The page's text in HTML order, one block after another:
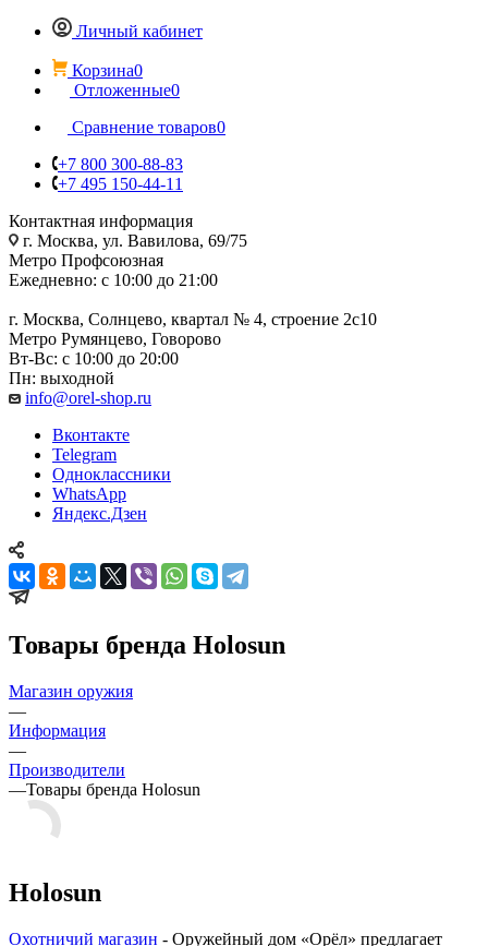
Личный кабинет
Корзина0
Отложенные0
Сравнение товаров0
+7 800 300-88-83
+7 495 150-44-11
Контактная информация
г. Москва, ул. Вавилова, 69/75
Метро Профсоюзная
Ежедневно: с 10:00 до 21:00
г. Москва, Солнцево, квартал № 4, строение 2с10
Метро Румянцево, Говорово
Вт-Вс: с 10:00 до 20:00
Пн: выходной
info@orel-shop.ru
Вконтакте
Telegram
Одноклассники
WhatsApp
Яндекс.Дзен
Товары бренда Holosun
Магазин оружия
—
Информация
—
Производители
—Товары бренда Holosun
Holosun
Охотничий магазин - Оружейный дом «Орёл» предлагает